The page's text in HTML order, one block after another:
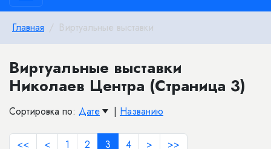
Главная Виртуальные выставки
Виртуальные выставки
Николаев Центра (Страница 3)
Сортировка по: Дате | Названию
<< < 1 2 3 4 > >>